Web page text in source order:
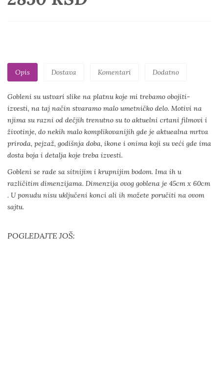
Opis Dostava Komentari Dodatno
Gobleni su ustvari slike na platnu koje mi trebamo obojiti-
izvesti, na taj način stvaramo malo umetničko delo. Motivi na
njima su razni od dečjih trenutno su to aktuelni crtani filmovi i
životinje, do nekih malo komplikovanijih gde je aktuealna mrtva
priroda, pejzaž, godišnja doba, ikone i onima koji su veći gde ima
dosta boja i detalja koje treba izvesti.
Gobleni se rade sa sitnijim i krupnijim bodom. Ima ih u
različitim dimenzijama. Dimenzija ovog goblena je 45cm x 60cm
. U ponudu nisu uključeni konci ali ih možete poručiti na ovom
sajtu.
POGLEDAJTE JOŠ: